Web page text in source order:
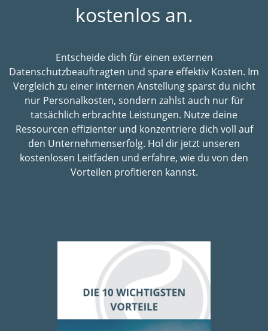
kostenlos an.
Entscheide dich für einen externen
Datenschutzbeauftragten und spare effektiv Kosten. Im
Vergleich zu einer internen Anstellung sparst du nicht
nur Personalkosten, sondern zahlst auch nur für
tatsächlich erbrachte Leistungen. Nutze deine
Ressourcen effizienter und konzentriere dich voll auf
den Unternehmenserfolg. Hol dir jetzt unseren
kostenlosen Leitfaden und erfahre, wie du von den
Vorteilen profitieren kannst.